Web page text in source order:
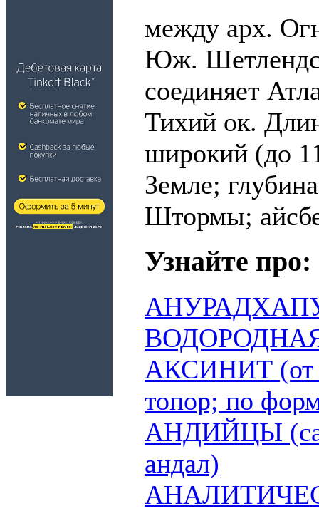
между арх.
Юж.
соединяет
Тихий ок.
широкий (до
Земле;
Штормы;
Узнайте про:
АКСИНИТ (от
топор; по
АНДИЙЦЫ
андал)